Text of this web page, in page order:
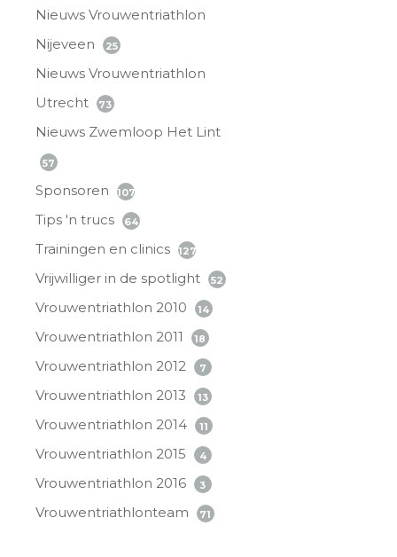
Nieuws Vrouwentriathlon
Nijeveen
25
Nieuws Vrouwentriathlon
Utrecht
73
Nieuws Zwemloop Het Lint
57
Sponsoren 107
Tips 'n trucs 64
Trainingen en clinics 127
Vrijwilliger in de spotlight 52
Vrouwentriathlon 2010 14
Vrouwentriathlon 2011 18
Vrouwentriathlon 2012 7
Vrouwentriathlon 2013 13
Vrouwentriathlon 2014 11
Vrouwentriathlon 2015 4
Vrouwentriathlon 2016 3
Vrouwentriathlonteam 71